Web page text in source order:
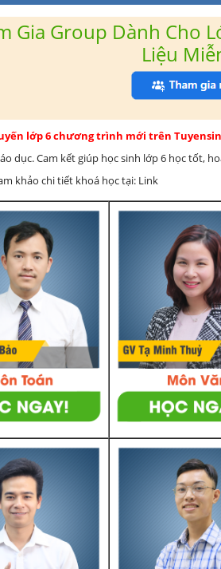
Gia Group Dành Cho
Liệu
lớp 6 chương trình mới trên
dục. Cam kết giúp học sinh lớp 6 học tốt,
khảo chi tiết khoá học tại: Link